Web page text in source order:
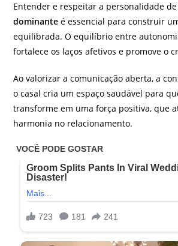
Entender e respeitar a personalidade
dominante é essencial para construir
equilibrada. O equilíbrio entre
fortalece os laços afetivos e promove o
Ao valorizar a comunicação aberta, a
o casal cria um espaço saudável para
transforme em uma força positiva, que
harmonia no relacionamento.